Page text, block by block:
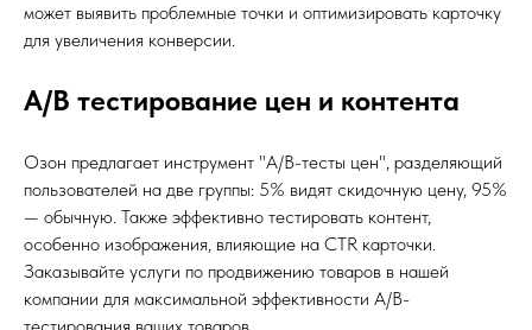
может выявить проблемные точки и оптимизировать карточку
для увеличения конверсии.
A/B тестирование цен и контента
Озон предлагает инструмент "A/B-тесты цен", разделяющий
пользователей на две группы: 5% видят скидочную цену, 95%
— обычную. Также эффективно тестировать контент,
особенно изображения, влияющие на CTR карточки.
Заказывайте услуги по продвижению товаров в нашей
компании для максимальной эффективности A/B-